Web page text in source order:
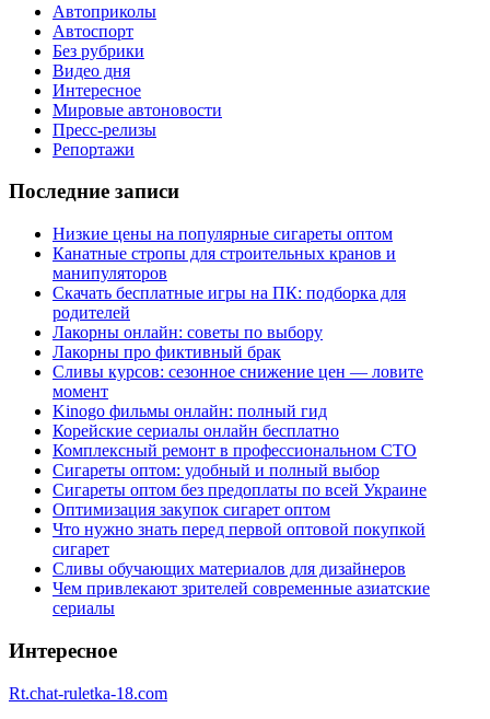
Автоприколы
Автоспорт
Без рубрики
Видео дня
Интересное
Мировые автоновости
Пресс-релизы
Репортажи
Последние записи
Низкие цены на популярные сигареты оптом
Канатные стропы для строительных кранов и
манипуляторов
Скачать бесплатные игры на ПК: подборка для
родителей
Лакорны онлайн: советы по выбору
Лакорны про фиктивный брак
Сливы курсов: сезонное снижение цен — ловите
момент
Kinogo фильмы онлайн: полный гид
Корейские сериалы онлайн бесплатно
Комплексный ремонт в профессиональном СТО
Сигареты оптом: удобный и полный выбор
Сигареты оптом без предоплаты по всей Украине
Оптимизация закупок сигарет оптом
Что нужно знать перед первой оптовой покупкой
сигарет
Сливы обучающих материалов для дизайнеров
Чем привлекают зрителей современные азиатские
сериалы
Интересное
Rt.chat-ruletka-18.com